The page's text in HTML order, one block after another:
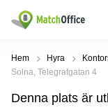
Hyra / hyra ut
Kategorier
Populära
Städer
Populära
sökningar
Hjälp
Hem Hyra
Solna, Telegrafgatan 4
Denna plats är